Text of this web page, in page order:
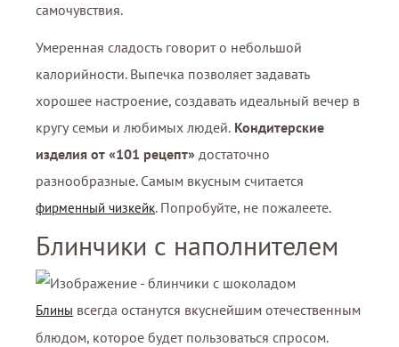
самочувствия.
Умеренная сладость говорит о небольшой
калорийности. Выпечка позволяет задавать
хорошее настроение, создавать идеальный вечер в
кругу семьи и любимых людей. Кондитерские
изделия от «101 рецепт» достаточно
разнообразные. Самым вкусным считается
фирменный чизкейк. Попробуйте, не пожалеете.
Блинчики с наполнителем
Блины всегда останутся вкуснейшим отечественным
блюдом, которое будет пользоваться спросом.